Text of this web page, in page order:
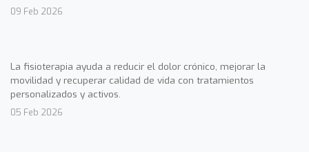
09 Feb 2026
La fisioterapia ayuda a reducir el dolor crónico, mejorar la
movilidad y recuperar calidad de vida con tratamientos
personalizados y activos.
05 Feb 2026